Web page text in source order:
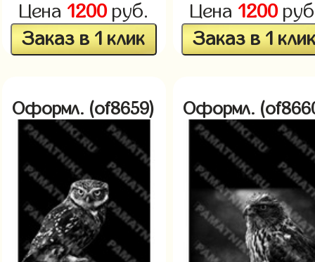
Цена 1200руб.
Заказ в 1 клик
Цена 1200
Заказ в 1
Оформл. (of8659) Оформл.